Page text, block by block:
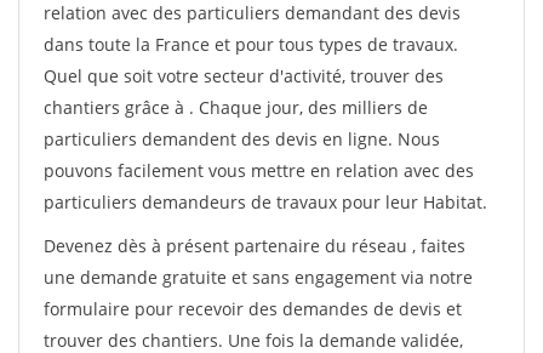
relation avec des particuliers demandant des devis
dans toute la France et pour tous types de travaux.
Quel que soit votre secteur d'activité, trouver des
chantiers grâce à . Chaque jour, des milliers de
particuliers demandent des devis en ligne. Nous
pouvons facilement vous mettre en relation avec des
particuliers demandeurs de travaux pour leur Habitat.
Devenez dès à présent partenaire du réseau , faites
une demande gratuite et sans engagement via notre
formulaire pour recevoir des demandes de devis et
trouver des chantiers. Une fois la demande validée,